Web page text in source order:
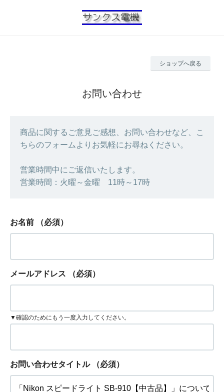
ショップへ戻る
お問い合わせ
商品に関するご意見ご感想、お問い合わせなど、こ
ちらのフォームよりお気軽にお尋ねください。
営業時間中にご返信いたします。
営業時間：火曜～金曜 11時～17時
お名前 （必須）
メールアドレス （必須）
▼確認のためにもう一度入力してください。
お問い合わせタイトル （必須）